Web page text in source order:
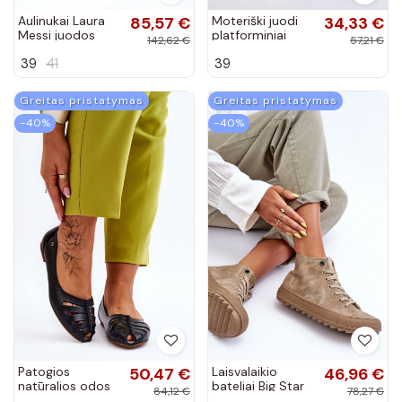
Aulinukai Laura
Messi juodos
85,57 €
142,62 €
39 41
Moteriški juodi
platforminiai
34,33 €
57,21 €
39
Greitas pristatymas
−40%
Patogios
natūralios odos
50,47 €
84,12 €
Greitas pristatymas
−40%
Laisvalaikio
bateliai Big Star
46,96 €
78,27 €